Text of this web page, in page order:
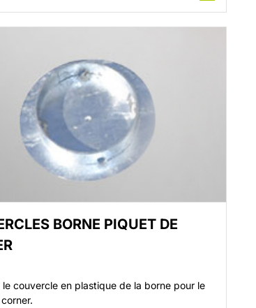
BORNE PIQUET DE
le couvercle en plastique de la borne pour le